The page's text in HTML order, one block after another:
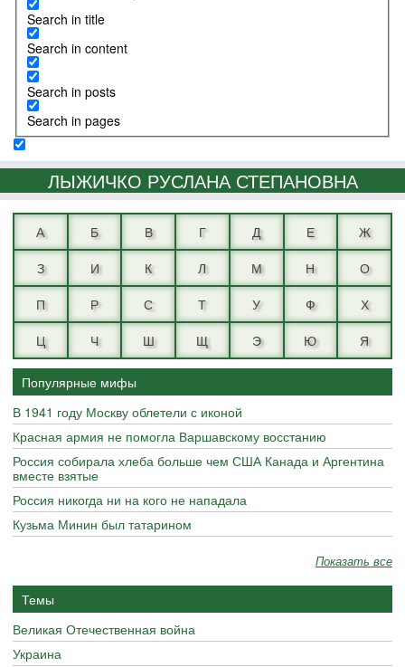
Search in title
Search in content
Search in posts
Search in pages
ЛЫЖИЧКО РУСЛАНА СТЕПАНОВНА
А Б В Г Д Е
Ж
З
И К Л М Н
О
П
Р С Т У Ф
Х
Ц
Ч Ш Щ Э Ю Я
Популярные мифы
В 1941 году Москву облетели с иконой
Красная армия не помогла Варшавскому восстанию
Россия собирала хлеба больше чем США Канада и Аргентина
вместе взятые
Россия никогда ни на кого не нападала
Кузьма Минин был татарином
Показать все
Темы
Великая Отечественная война
Украина